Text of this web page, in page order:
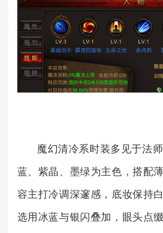
魔幻清冷系时装多见于法
蓝、紫晶、墨绿为主色，搭配
容主打冷调深邃感，底妆保持
选用冰蓝与银闪叠加，眼头点